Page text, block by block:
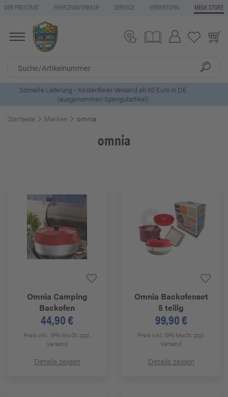
DER FREISTAAT FAHRZEUGVERKAUF SERVICE VERMIETUNG MEGA STORE
5 Euro Gutschein* bei Newsletter-Anmeldung
Startseite Marken omnia
omnia
Omnia Camping
Backofen
44,90 €
Preis inkl. 19% MwSt.zzgl.
Versand
Details zeigen
Omnia Backofenset
5 teilig
99,90 €
Preis inkl. 19% MwSt.zzgl.
Versand
Details zeigen